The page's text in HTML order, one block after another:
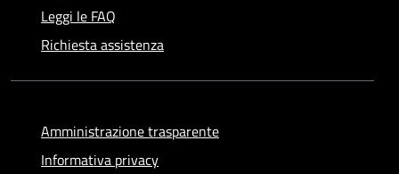
Leggi le FAQ
Richiesta assistenza
Amministrazione trasparente
Informativa privacy